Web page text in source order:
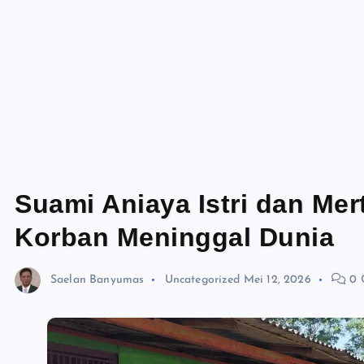
Suami Aniaya Istri dan
Korban Meninggal Dunia
Saelan Banyumas Uncategorized Mei 12, 2026 0